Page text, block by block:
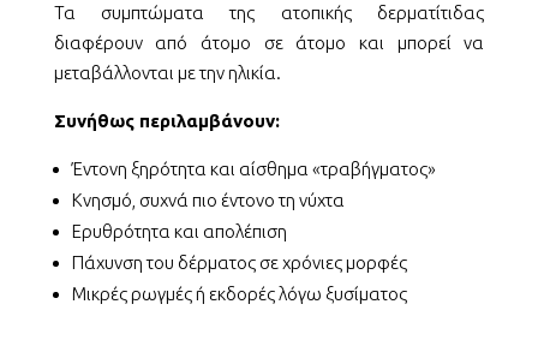
Τα συμπτώματα της ατοπικής δερματίτιδας
διαφέρουν από άτομο σε άτομο και μπορεί να
μεταβάλλονται με την ηλικία.
Συνήθως περιλαμβάνουν:
Έντονη ξηρότητα και αίσθημα «τραβήγματος»
Κνησμό, συχνά πιο έντονο τη νύχτα
Ερυθρότητα και απολέπιση
Πάχυνση του δέρματος σε χρόνιες μορφές
Μικρές ρωγμές ή εκδορές λόγω ξυσίματος